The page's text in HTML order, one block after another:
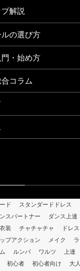
解説
の選び方
・始め方
コラム
ド スタンダードドレス
スパートナー ダンス上達
装 チャチャチャ ドレス
プアクション メイク
ルンバ ワルツ 上達
初心者 初心者向け 大